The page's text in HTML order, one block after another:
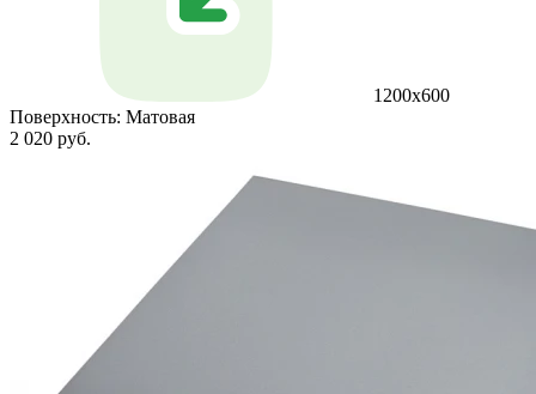
1200х600
Поверхность: Матовая
2 020 руб.